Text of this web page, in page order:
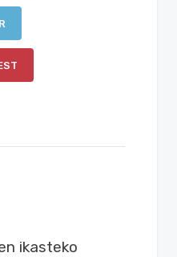
ikasteko